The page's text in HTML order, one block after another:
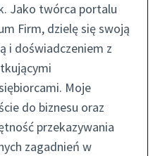
Jako twórca portalu
Firm, dzielę się swoją
i doświadczeniem z
Moje
do biznesu oraz
przekazywania
zagadnień w